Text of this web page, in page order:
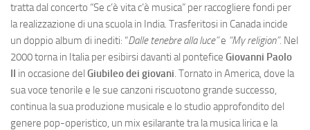
tratta dal concerto “Se c’è vita c’è musica” per raccogliere fondi per
la realizzazione di una scuola in India. Trasferitosi in Canada incide
un doppio album di inediti: “Dalle tenebre alla luce”e “My religion”. Nel
2000 torna in Italia per esibirsi davanti al pontefice Giovanni Paolo
II in occasione del Giubileo dei giovani. Tornato in America, dove la
sua voce tenorile e le sue canzoni riscuotono grande successo,
continua la sua produzione musicale e lo studio approfondito del
genere pop-operistico, un mix esilarante tra la musica lirica e la